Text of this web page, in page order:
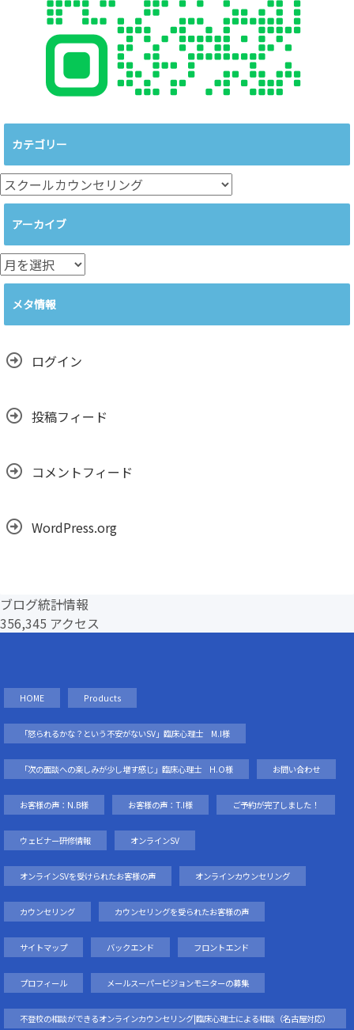
カテゴリー
カ
テ
リ
ー
アーカイブ
ア
ー
イ
メタ情報
ログイン
投稿フィード
コメントフィード
WordPress.org
ブログ統計情報
356,345 アクセス
HOME Products
「怒られるかな？という不安がないSV」臨床心理士 M.I様
「次の面談への楽しみが少し増す感じ」臨床心理士 H.O様 お問い合わせ
お客様の声：N.B様 お客様の声：T.I様 ご予約が完了しました！
ウェビナー研修情報 オンラインSV
オンラインSVを受けられたお客様の声 オンラインカウンセリング
カウンセリング カウンセリングを受られたお客様の声
サイトマップ バックエンド フロントエンド
プロフィール メールスーパービジョンモニターの募集
不登校の相談ができるオンラインカウンセリング|臨床心理士による相談（名古屋対応）